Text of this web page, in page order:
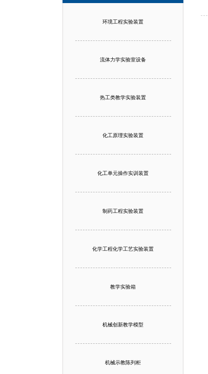
环境工程实验装置
流体力学实验室设备
热工类教学实验装置
化工原理实验装置
化工单元操作实训装置
制药工程实验装置
化学工程化学工艺实验装置
教学实验箱
机械创新教学模型
机械示教陈列柜